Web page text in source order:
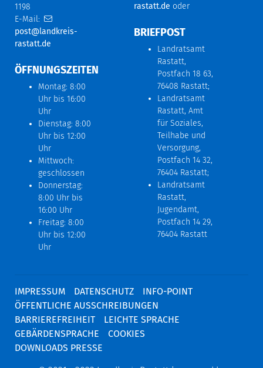
1198
E-Mail:
post@landkreis-
rastatt.de
ÖFFNUNGSZEITEN
Montag: 8:00
Uhr bis 16:00
Uhr
Dienstag: 8:00
Uhr bis 12:00
Uhr
Mittwoch:
geschlossen
Donnerstag:
8:00 Uhr bis
16:00 Uhr
Freitag: 8:00
Uhr bis 12:00
Uhr
rastatt.de oder
BRIEFPOST
Landratsamt
Rastatt,
Postfach 18 63,
76408 Rastatt;
Landratsamt
Rastatt, Amt
für Soziales,
Teilhabe und
Versorgung,
Postfach 14 32,
76404 Rastatt;
Landratsamt
Rastatt,
Jugendamt,
Postfach 14 29,
76404 Rastatt
IMPRESSUM DATENSCHUTZ
INFO-POINT
ÖFFENTLICHE AUSSCHREIBUNGEN
BARRIEREFREIHEIT
LEICHTE SPRACHE
GEBÄRDENSPRACHE
COOKIES
DOWNLOADS PRESSE